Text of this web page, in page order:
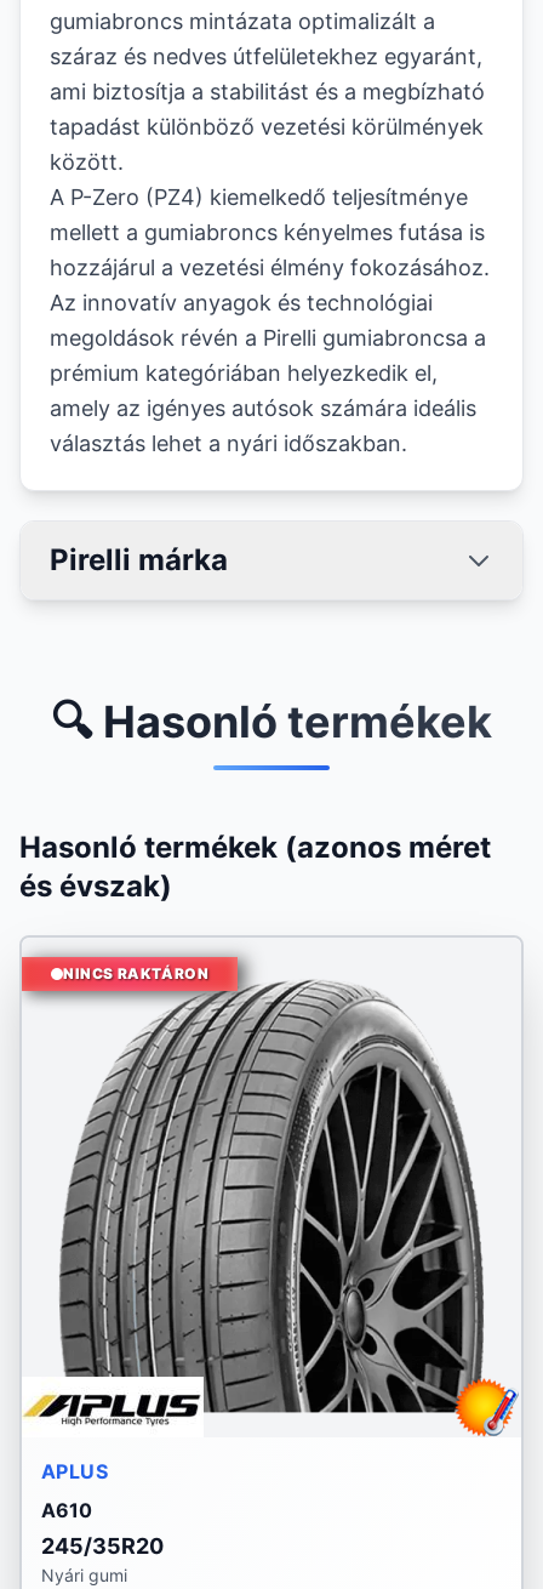
gumiabroncs mintázata optimalizált a
száraz és nedves útfelületekhez egyaránt,
ami biztosítja a stabilitást és a megbízható
tapadást különböző vezetési körülmények
között.
A P-Zero (PZ4) kiemelkedő teljesítménye
mellett a gumiabroncs kényelmes futása is
hozzájárul a vezetési élmény fokozásához.
Az innovatív anyagok és technológiai
megoldások révén a Pirelli gumiabroncsa a
prémium kategóriában helyezkedik el,
amely az igényes autósok számára ideális
választás lehet a nyári időszakban.
Pirelli márka
🔍 Hasonló termékek
Hasonló termékek (azonos méret
és évszak)
NINCS RAKTÁRON
APLUS
A610
245/35R20
Nyári gumi